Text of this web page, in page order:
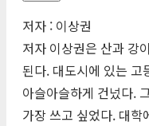
저자 : 이상권
저자 이상권은 산과 강
된다. 대도시에 있는 고
아슬아슬하게 건넜다.
가장 쓰고 싶었다. 대